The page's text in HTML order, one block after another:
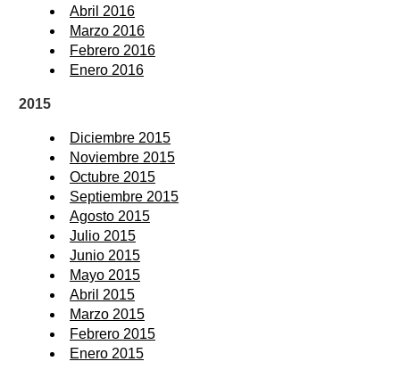
Abril 2016
Marzo 2016
Febrero 2016
Enero 2016
2015
Diciembre 2015
Noviembre 2015
Octubre 2015
Septiembre 2015
Agosto 2015
Julio 2015
Junio 2015
Mayo 2015
Abril 2015
Marzo 2015
Febrero 2015
Enero 2015